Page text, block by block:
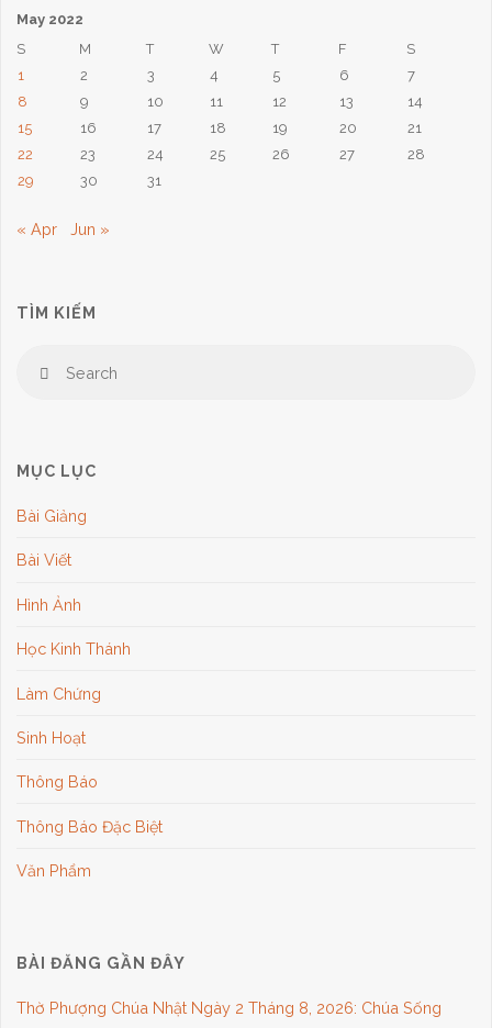
May 2022
S
M T W T F
S
1
2 3 4 5 6
7
8
9 10 11 12 13
14
15
16 17 18 19 20
21
22
23 24 25 26 27
28
29
30 31
« Apr Jun »
TÌM KIẾM
Search
MỤC LỤC
Bài Giảng
Bài Viết
Hình Ảnh
Học Kinh Thánh
Làm Chứng
Sinh Hoạt
Thông Báo
Thông Báo Đặc Biệt
Văn Phẩm
BÀI ĐĂNG GẦN ĐÂY
Thờ Phượng Chúa Nhật Ngày 2 Tháng 8, 2026: Chúa Sống